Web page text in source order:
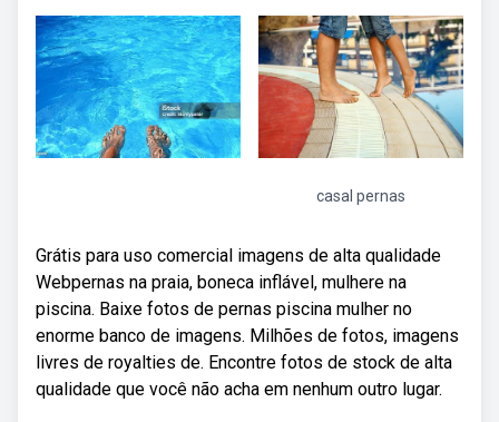
casal pernas
Grátis para uso comercial imagens de alta qualidade
Webpernas na praia, boneca inflável, mulhere na
piscina. Baixe fotos de pernas piscina mulher no
enorme banco de imagens. Milhões de fotos, imagens
livres de royalties de. Encontre fotos de stock de alta
qualidade que você não acha em nenhum outro lugar.